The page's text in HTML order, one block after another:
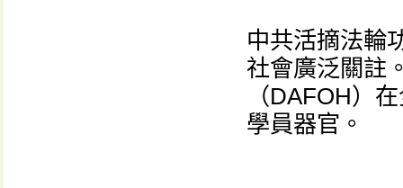
中共活摘法輪
社會廣泛關註
（DAFOH）
學員器官。